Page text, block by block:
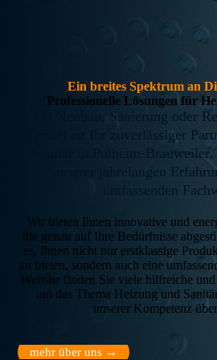
Ein breites Spektrum an
Professionelle Lösungen für
Ob Neubau, Sanierung oder
GmbH ist Ihr zuverlässiger
Sanitär in Pulheim-
unserer jahrelangen
umfassenden
Wir bieten Ihnen innovative und
die genau auf Ihre Bedürfnisse
es, Ihnen nicht nur erstklassige
zu bieten, sondern auch eine
Website finden Sie viele hilfreiche
um das Thema Heizung und
unserer Kompetenz
mehr über uns →